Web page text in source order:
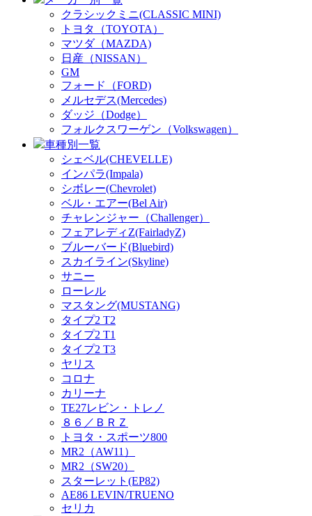
クラシックミニ(CLASSIC MINI)
トヨタ（TOYOTA）
マツダ（MAZDA)
日産（NISSAN）
GM
フォード（FORD)
メルセデス(Mercedes)
ダッジ（Dodge）
フォルクスワーゲン（Volkswagen）
車種別一覧
シェベル(CHEVELLE)
インパラ(Impala)
シボレー(Chevrolet)
ベル・エアー(Bel Air)
チャレンジャー（Challenger）
フェアレディZ(FairladyZ)
ブルーバード(Bluebird)
スカイライン(Skyline)
サニー
ローレル
マスタング(MUSTANG)
タイプ2 T2
タイプ2 T1
タイプ2 T3
ヤリス
コロナ
カリーナ
TE27レビン・トレノ
８６／ＢＲＺ
トヨタ・スポーツ800
MR2（AW11）
MR2（SW20）
スターレット(EP82)
AE86 LEVIN/TRUENO
セリカ